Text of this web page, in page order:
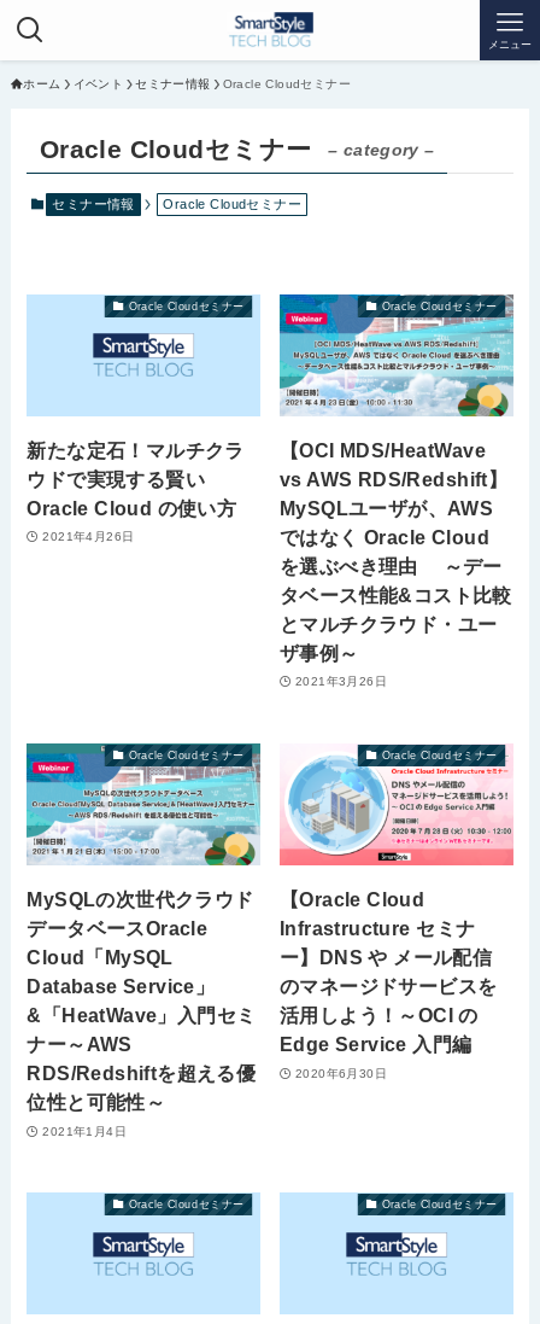
メニュー
ホーム イベント セミナー情報 Oracle Cloudセミナー
Oracle Cloudセミナー – category –
セミナー情報 Oracle Cloudセミナー
Oracle Cloudセミナー
新たな定石！マルチクラ
ウドで実現する賢い
Oracle Cloud の使い方
2021年4月26日
Oracle Cloudセミナー
【OCI MDS/HeatWave
vs AWS RDS/Redshift】
MySQLユーザが、AWS
ではなく Oracle Cloud
を選ぶべき理由 ～デー
タベース性能&コスト比較
とマルチクラウド・ユー
ザ事例～
2021年3月26日
Oracle Cloudセミナー
MySQLの次世代クラウド
データベースOracle
Cloud「MySQL
Database Service」
&「HeatWave」入門セミ
ナー～AWS
RDS/Redshiftを超える優
位性と可能性～
2021年1月4日
Oracle Cloudセミナー
【Oracle Cloud
Infrastructure セミナ
ー】DNS や メール配信
のマネージドサービスを
活用しよう！～OCI の
Edge Service 入門編
2020年6月30日
Oracle Cloudセミナー Oracle Cloudセミナー